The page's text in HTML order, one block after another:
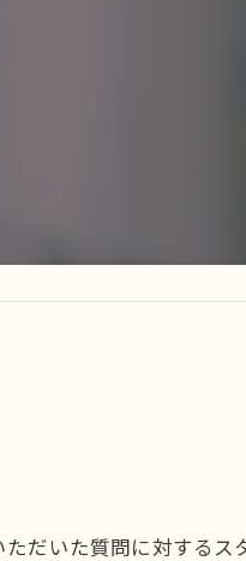
ただいた質問に対する